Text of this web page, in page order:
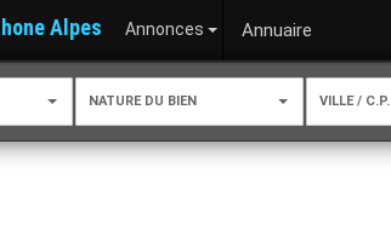
Alpes Annonces Annuaire
NATURE DU BIEN VILLE / C.P.